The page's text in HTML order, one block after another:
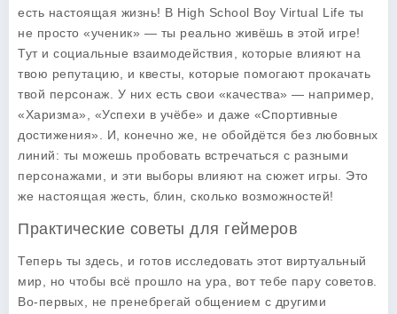
есть настоящая жизнь! В High School Boy Virtual Life ты
не просто «ученик» — ты реально живёшь в этой игре!
Тут и социальные взаимодействия, которые влияют на
твою репутацию, и квесты, которые помогают прокачать
твой персонаж. У них есть свои «качества» — например,
«Харизма», «Успехи в учёбе» и даже «Спортивные
достижения». И, конечно же, не обойдётся без любовных
линий: ты можешь пробовать встречаться с разными
персонажами, и эти выборы влияют на сюжет игры. Это
же настоящая жесть, блин, сколько возможностей!
Практические советы для геймеров
Теперь ты здесь, и готов исследовать этот виртуальный
мир, но чтобы всё прошло на ура, вот тебе пару советов.
Во-первых, не пренебрегай общением с другими